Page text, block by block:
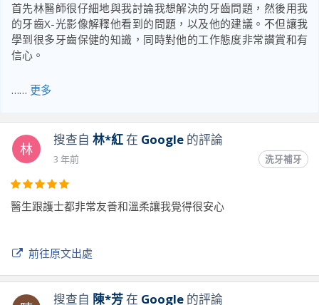
首先林醫師很仔細地與我討論我想解決的牙齒問題，然後用我
的牙齒X-光影像解釋他看到的問題，以及他的建議。不但讓我
學到很多牙齒保健的知識，同時對他的工作態度非常讃賞和有
信心。
…… 更多
林
搜查自 林*紅在 Google的評論
3 年前 洗牙補牙
醫生跟護士都非常友善和溫柔讓我覺得很安心
前往原文出處
搜查自 陳*芳在 Google的評論